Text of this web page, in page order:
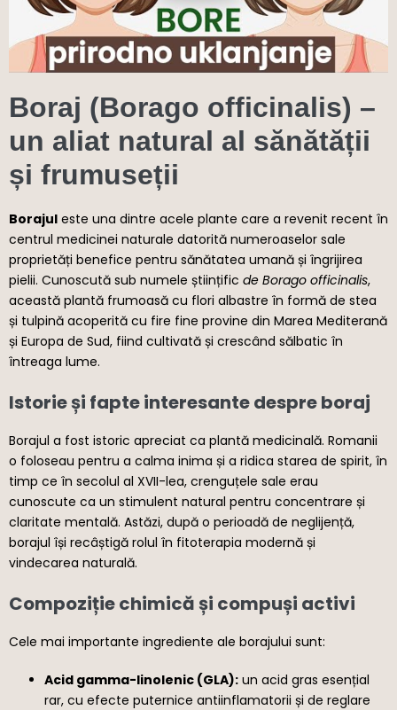
Boraj (Borago officinalis) –
un aliat natural al sănătății
și frumuseții
Borajul este una dintre acele plante care a revenit recent în
centrul medicinei naturale datorită numeroaselor sale
proprietăți benefice pentru sănătatea umană și îngrijirea
pielii. Cunoscută sub numele științific de Borago officinalis,
această plantă frumoasă cu flori albastre în formă de stea
și tulpină acoperită cu fire fine provine din Marea Mediterană
și Europa de Sud, fiind cultivată și crescând sălbatic în
întreaga lume.
Istorie și fapte interesante despre boraj
Borajul a fost istoric apreciat ca plantă medicinală. Romanii
o foloseau pentru a calma inima și a ridica starea de spirit, în
timp ce în secolul al XVII-lea, crenguțele sale erau
cunoscute ca un stimulent natural pentru concentrare și
claritate mentală. Astăzi, după o perioadă de neglijență,
borajul își recâștigă rolul în fitoterapia modernă și
vindecarea naturală.
Compoziție chimică și compuși activi
Cele mai importante ingrediente ale borajului sunt:
Acid gamma-linolenic (GLA): un acid gras esențial
rar, cu efecte puternice antiinflamatorii și de reglare